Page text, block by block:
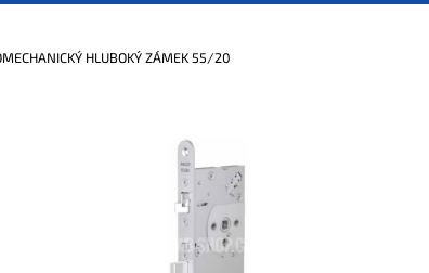
HLUBOKÝ ZÁMEK 55/20